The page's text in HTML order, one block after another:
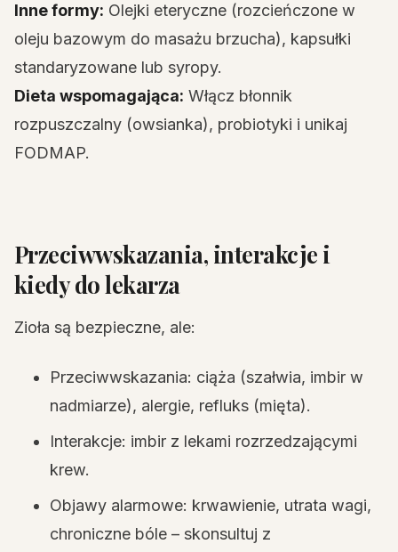
Inne formy: Olejki eteryczne (rozcieńczone w
oleju bazowym do masażu brzucha), kapsułki
standaryzowane lub syropy.
Dieta wspomagająca: Włącz błonnik
rozpuszczalny (owsianka), probiotyki i unikaj
FODMAP.
Przeciwwskazania, interakcje i
kiedy do lekarza
Zioła są bezpieczne, ale:
Przeciwwskazania: ciąża (szałwia, imbir w
nadmiarze), alergie, refluks (mięta).
Interakcje: imbir z lekami rozrzedzającymi
krew.
Objawy alarmowe: krwawienie, utrata wagi,
chroniczne bóle – skonsultuj z